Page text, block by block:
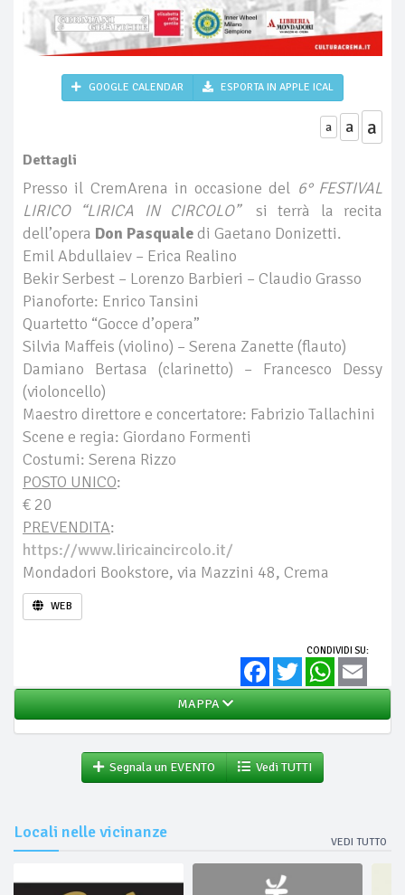
GOOGLE CALENDAR ESPORTA IN APPLE ICAL
a a a
Dettagli
Presso il CremArena in occasione del 6° FESTIVAL
LIRICO “LIRICA IN CIRCOLO”
si terrà la recita
dell’opera Don Pasqualedi Gaetano Donizetti.
Emil Abdullaiev – Erica Realino
Bekir Serbest – Lorenzo Barbieri – Claudio Grasso
Pianoforte: Enrico Tansini
Quartetto “Gocce d’opera”
Silvia Maffeis (violino) – Serena Zanette (flauto)
Damiano Bertasa (clarinetto) – Francesco Dessy
(violoncello)
Maestro direttore e concertatore: Fabrizio Tallachini
Scene e regia: Giordano Formenti
Costumi: Serena Rizzo
POSTO UNICO:
€ 20
PREVENDITA:
https://www.liricaincircolo.it/
Mondadori Bookstore, via Mazzini 48, Crema
WEB
CONDIVIDI SU:
FacebookTwitter WhatsApp
MAPPA
Segnala un EVENTO Vedi TUTTI
Locali nelle vicinanze
VEDI TUTTO